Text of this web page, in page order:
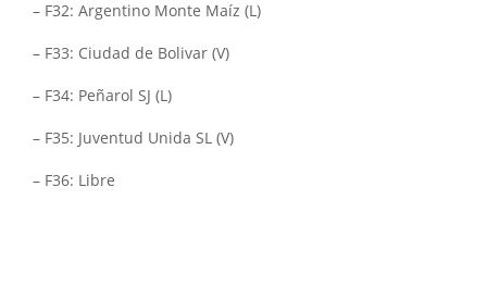
– F32: Argentino Monte Maíz (L)
– F33: Ciudad de Bolivar (V)
– F34: Peñarol SJ (L)
– F35: Juventud Unida SL (V)
– F36: Libre